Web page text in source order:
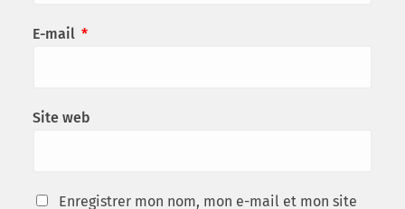
E-mail *
Site web
Enregistrer mon nom, mon e-mail et mon site